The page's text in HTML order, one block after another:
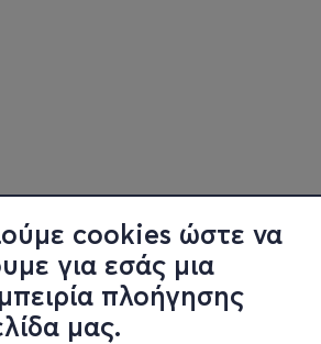
cookies ώστε να
για εσάς μια
πλοήγησης
μας.